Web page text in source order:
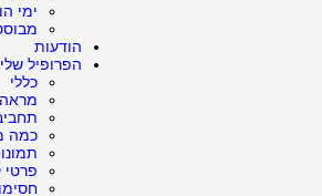
ימי
הודעות
הפרופיל שלי
כללי
מראה
כמה